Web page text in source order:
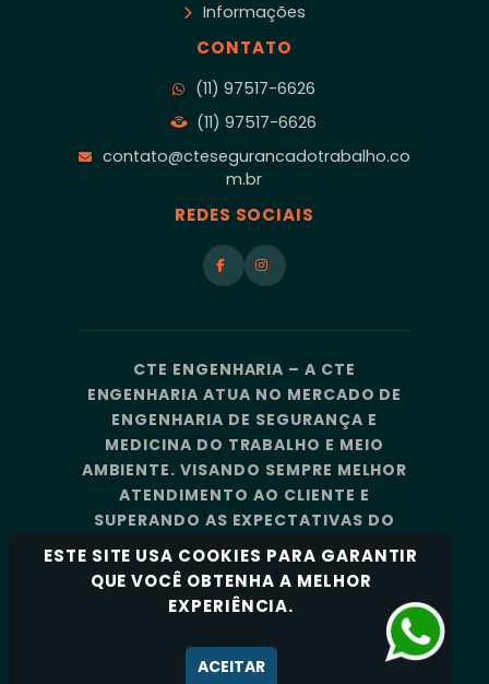
Informações
CONTATO
(11) 97517-6626
(11) 97517-6626
contato@ctesegurancadotrabalho.co
m.br
REDES SOCIAIS
CTE ENGENHARIA – A CTE
ENGENHARIA ATUA NO MERCADO DE
ENGENHARIA DE SEGURANÇA E
MEDICINA DO TRABALHO E MEIO
AMBIENTE. VISANDO SEMPRE MELHOR
ATENDIMENTO AO CLIENTE E
SUPERANDO AS EXPECTATIVAS DO
MERCADO, A CTE ENGENHARIA
CONTA COM UMA EQUIPE DE
PROFISSIONAIS ALTAMENTE
CAPACITADOS E ESPECIALIZADOS.
Política de Privacidade
ESTE SITE USA COOKIES PARA GARANTIR
QUE VOCÊ OBTENHA A MELHOR
EXPERIÊNCIA.
ACEITAR